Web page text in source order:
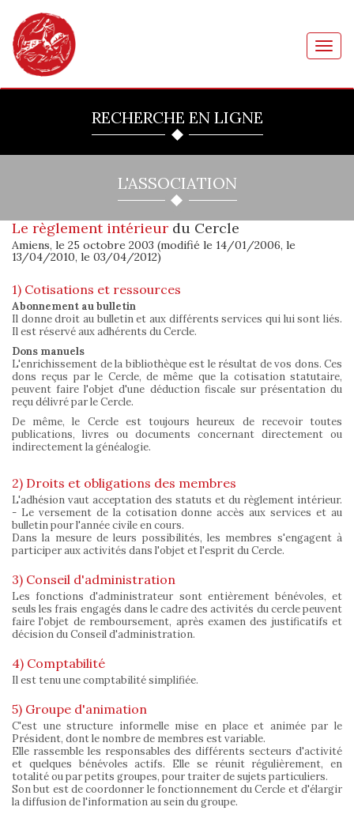
RECHERCHE EN LIGNE
L'ASSOCIATION
Le règlement intérieur du Cercle
Amiens, le 25 octobre 2003 (modifié le 14/01/2006, le
13/04/2010, le 03/04/2012)
1) Cotisations et ressources
Abonnement au bulletin
Il donne droit au bulletin et aux différents services qui lui sont liés.
Il est réservé aux adhérents du Cercle.
Dons manuels
L'enrichissement de la bibliothèque est le résultat de vos dons. Ces
dons reçus par le Cercle, de même que la cotisation statutaire,
peuvent faire l'objet d'une déduction fiscale sur présentation du
reçu délivré par le Cercle.
De même, le Cercle est toujours heureux de recevoir toutes
publications, livres ou documents concernant directement ou
indirectement la généalogie.
2) Droits et obligations des membres
L'adhésion vaut acceptation des statuts et du règlement intérieur.
- Le versement de la cotisation donne accès aux services et au
bulletin pour l'année civile en cours.
Dans la mesure de leurs possibilités, les membres s'engagent à
participer aux activités dans l'objet et l'esprit du Cercle.
3) Conseil d'administration
Les fonctions d'administrateur sont entièrement bénévoles, et
seuls les frais engagés dans le cadre des activités du cercle peuvent
faire l'objet de remboursement, après examen des justificatifs et
décision du Conseil d'administration.
4) Comptabilité
Il est tenu une comptabilité simplifiée.
5) Groupe d'animation
C'est une structure informelle mise en place et animée par le
Président, dont le nombre de membres est variable.
Elle rassemble les responsables des différents secteurs d'activité
et quelques bénévoles actifs. Elle se réunit régulièrement, en
totalité ou par petits groupes, pour traiter de sujets particuliers.
Son but est de coordonner le fonctionnement du Cercle et d'élargir
la diffusion de l'information au sein du groupe.